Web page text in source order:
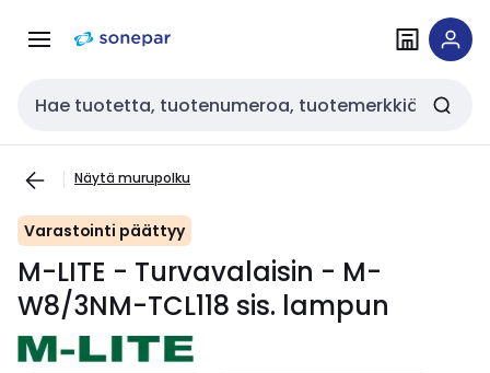
navigointiinsisältöön
Haku
Näytä murupolku
Varastointi päättyy
M-LITE - Turvavalaisin - M-
W8/3NM-TCL118 sis. lampun